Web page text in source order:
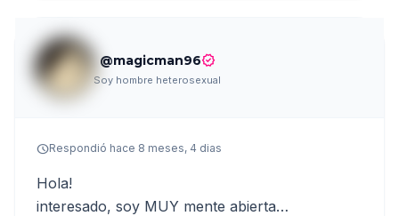
@magicman96verified
Soy hombre heterosexual
scheduleRespondió hace 8 meses, 4 dias
Hola!
interesado, soy MUY mente abierta…